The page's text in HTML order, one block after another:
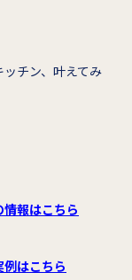
チン、叶えてみ
報はこちら
はこちら